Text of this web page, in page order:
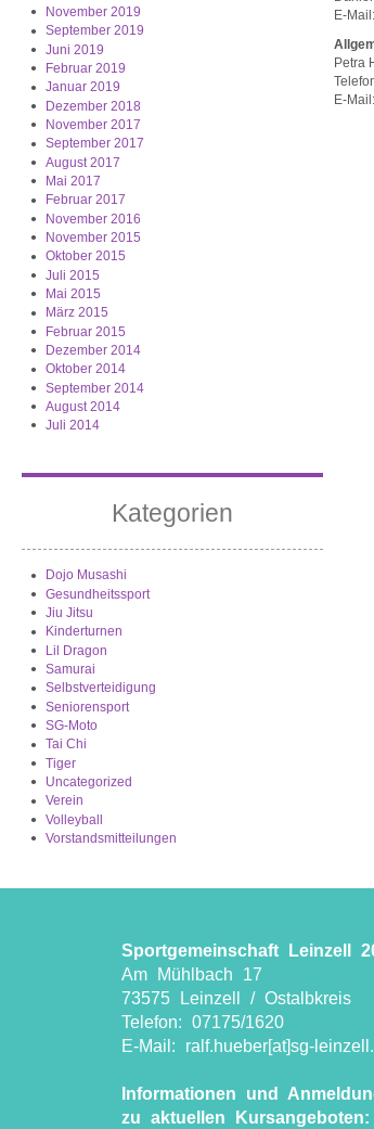
November 2019
September 2019
Juni 2019
Februar 2019
Januar 2019
Dezember 2018
November 2017
September 2017
August 2017
Mai 2017
Februar 2017
November 2016
November 2015
Oktober 2015
Juli 2015
Mai 2015
März 2015
Februar 2015
Dezember 2014
Oktober 2014
September 2014
August 2014
Juli 2014
Kategorien
Dojo Musashi
Gesundheitssport
Jiu Jitsu
Kinderturnen
Lil Dragon
Samurai
Selbstverteidigung
Seniorensport
SG-Moto
Tai Chi
Tiger
Uncategorized
Verein
Volleyball
Vorstandsmitteilungen
E-
Petra
E-
Sportgemeinschaft Leinzell
Am Mühlbach 17
73575 Leinzell / Ostalbkreis
Telefon: 07175/1620
E-Mail: ralf.hueber[at]sg-
Informationen und
zu aktuellen Kursangeboten: